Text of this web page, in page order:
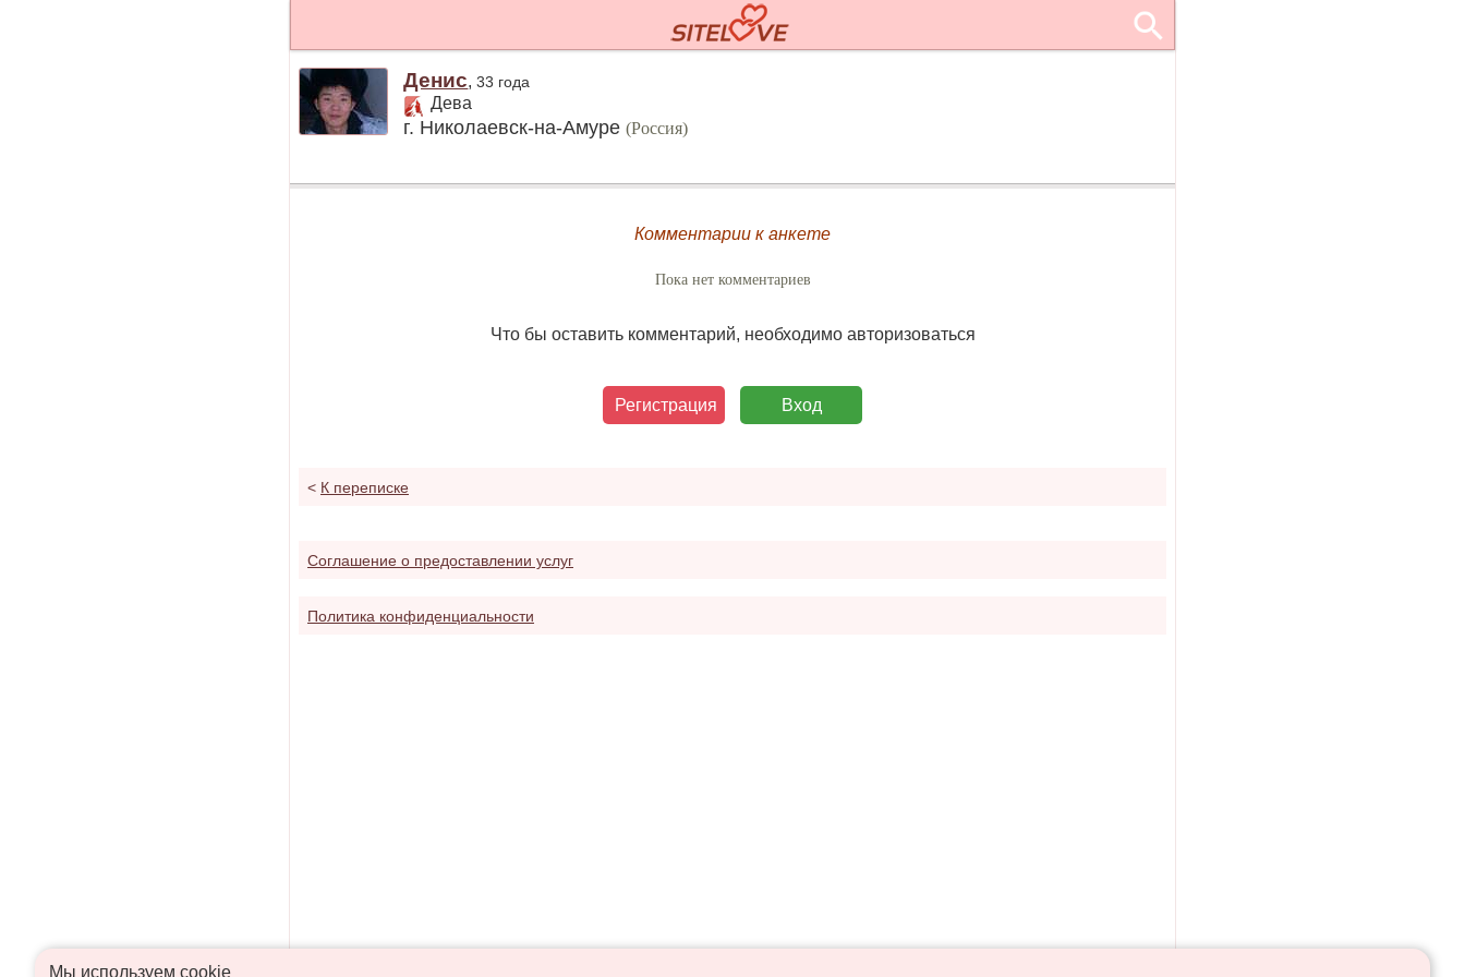
Денис,33 года
Дева
г. Николаевск-на-Амуре(Россия)
Комментарии к анкете
Пока нет комментариев
Что бы оставить комментарий, необходимо авторизоваться
Регистрация Вход
< К переписке
Соглашение о предоставлении услуг
Политика конфиденциальности
Мы используем сookie